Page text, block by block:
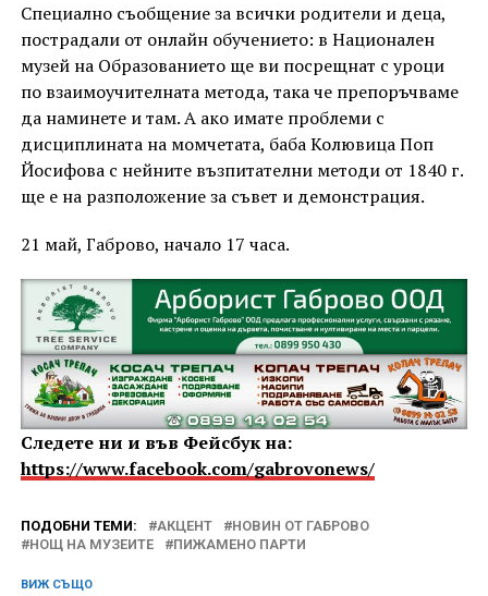
Специално съобщение за всички родители и деца,
пострадали от онлайн обучението: в Национален
музей на Образованието ще ви посрещнат с уроци
по взаимоучителната метода, така че препоръчваме
да наминете и там. А ако имате проблеми с
дисциплината на момчетата, баба Колювица Поп
Йосифова с нейните възпитателни методи от 1840 г.
ще е на разположение за съвет и демонстрация.
21 май, Габрово, начало 17 часа.
Следете ни и във Фейсбук на:
https://www.facebook.com/gabrovonews/
ПОДОБНИ ТЕМИ: АКЦЕНТ
НОВИН ОТ ГАБРОВО
НОЩ НА МУЗЕИТЕ
ПИЖАМЕНО ПАРТИ
ВИЖ СЪЩО